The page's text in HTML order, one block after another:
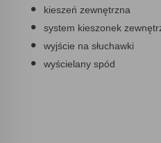
kieszeń zewnętrzna
system kieszonek
wyjście na słuchawki
wyścielany spód